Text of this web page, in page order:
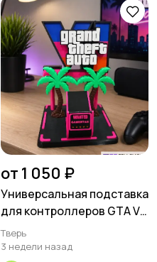
от 1 050 ₽
Универсальная подставка
для контроллеров GTA VI
PS & Xbox
Тверь
3 недели назад